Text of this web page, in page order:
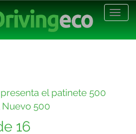
el patinete 500
Nuevo 500
16